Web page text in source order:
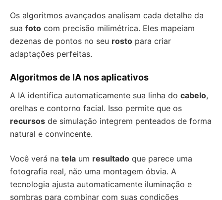
Os algoritmos avançados analisam cada detalhe da
sua foto com precisão milimétrica. Eles mapeiam
dezenas de pontos no seu rosto para criar
adaptações perfeitas.
Algoritmos de IA nos aplicativos
A IA identifica automaticamente sua linha do cabelo,
orelhas e contorno facial. Isso permite que os
recursos de simulação integrem penteados de forma
natural e convincente.
Você verá na tela um resultado que parece uma
fotografia real, não uma montagem óbvia. A
tecnologia ajusta automaticamente iluminação e
sombras para combinar com suas condições